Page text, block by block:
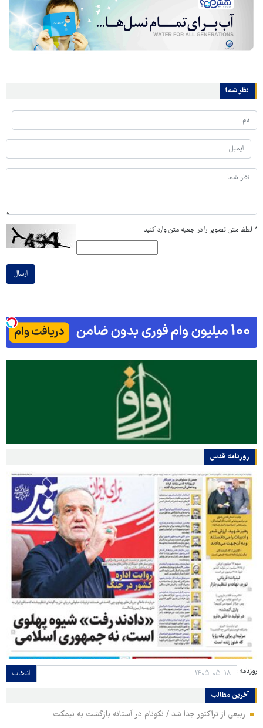
نظر شما
* لطفا متن تصویر را در جعبه متن وارد کنید
ارسال
روزنامه قدس
روزنامه: انتخاب
آخرین مطالب
ربیعی از تراکتور جدا شد / نکونام در آستانه بازگشت به نیمکت